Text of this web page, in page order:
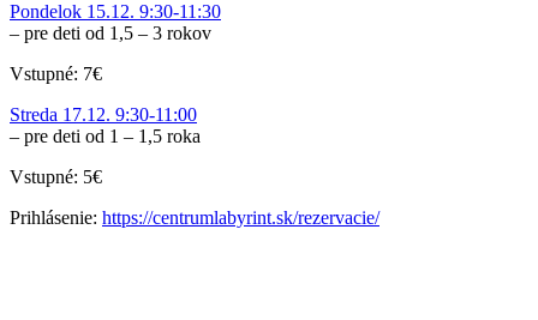
Pondelok 15.12. 9:30-11:30
– pre deti od 1,5 – 3 rokov
Vstupné: 7€
Streda 17.12. 9:30-11:00
– pre deti od 1 – 1,5 roka
Vstupné: 5€
Prihlásenie: https://centrumlabyrint.sk/rezervacie/